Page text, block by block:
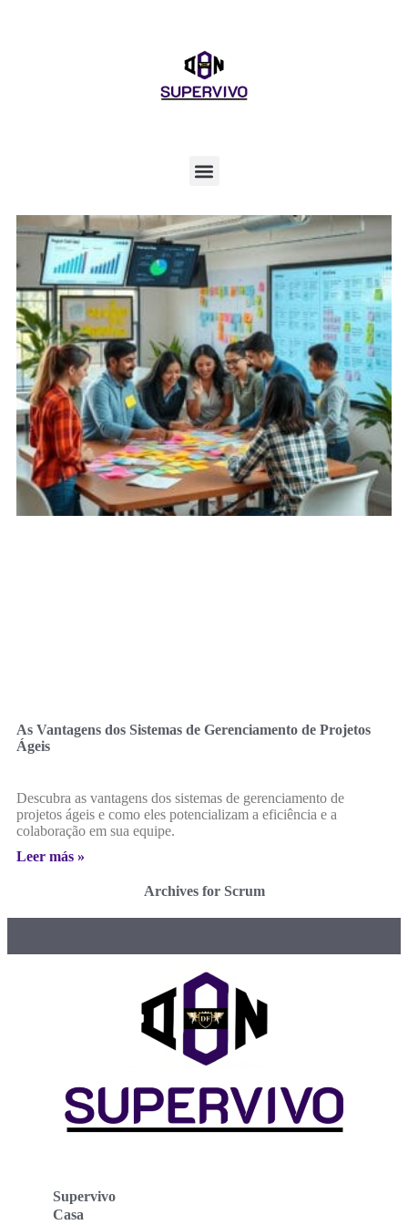
As Vantagens dos Sistemas de Gerenciamento de Projetos
Ágeis
Descubra as vantagens dos sistemas de gerenciamento de
projetos ágeis e como eles potencializam a eficiência e a
colaboração em sua equipe.
Leer más »
Archives for Scrum
Supervivo
Casa